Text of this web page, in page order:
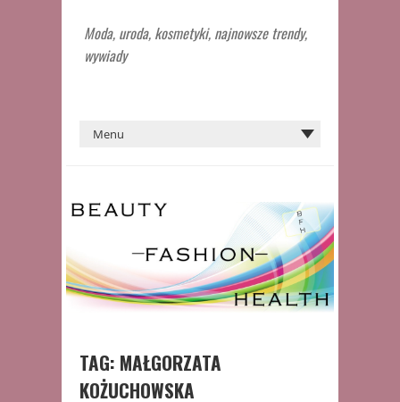
Moda, uroda, kosmetyki, najnowsze trendy,
wywiady
TAG: MAŁGORZATA
KOŻUCHOWSKA